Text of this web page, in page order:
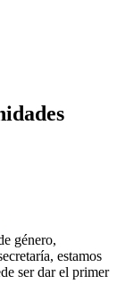
género,
estamos
ser dar el primer